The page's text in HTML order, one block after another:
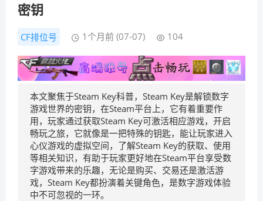
密钥
CF排位号 1个月前 (07-07) 104
本文聚焦于Steam Key科普，Steam Key是解锁数字
游戏世界的密钥，在Steam平台上，它有着重要作
用，玩家通过获取Steam Key可激活相应游戏，开启
畅玩之旅，它就像是一把特殊的钥匙，能让玩家进入
心仪游戏的虚拟空间，了解Steam Key的获取、使用
等相关知识，有助于玩家更好地在Steam平台享受数
字游戏带来的乐趣，无论是购买、交易还是激活游
戏，Steam Key都扮演着关键角色，是数字游戏体验
中不可忽视的一环。